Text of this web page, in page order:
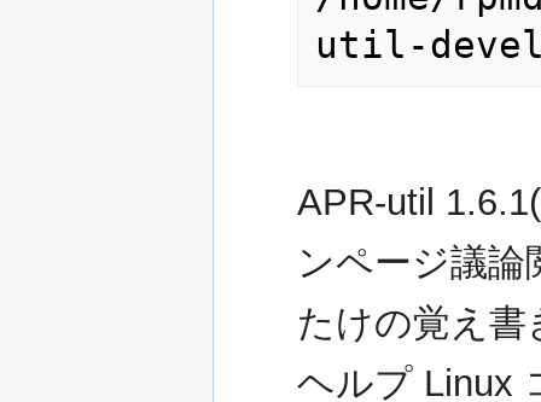
util-
APR-util
ンページ議論
たけの覚え書
ヘルプ Linux